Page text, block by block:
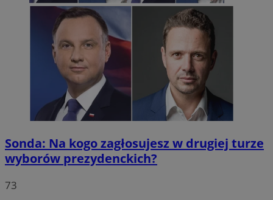
Sonda: Na kogo zagłosujesz w drugiej turze
wyborów prezydenckich?
73